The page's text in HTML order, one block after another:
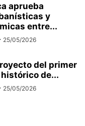
aprueba
y
entre...
25/05/2026
del primer
de...
25/05/2026